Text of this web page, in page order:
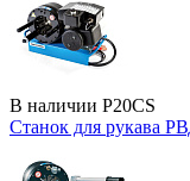
В наличии P20CS
Станок для рукава